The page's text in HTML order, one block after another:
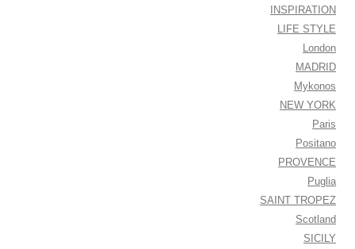
INSPIRATION
LIFE STYLE
London
MADRID
Mykonos
NEW YORK
Paris
Positano
PROVENCE
Puglia
SAINT TROPEZ
Scotland
SICILY